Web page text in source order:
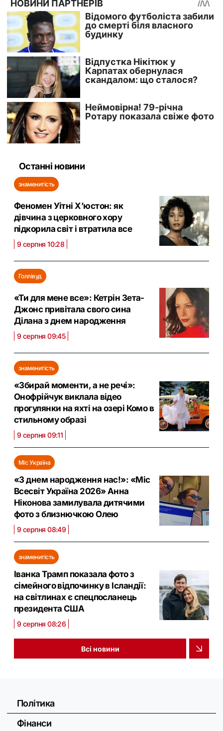
Останні новини
знаменитість
Феномен Уітні Х’юстон: як
дівчина з церковного хору
підкорила світ і втратила все
9 серпня 10:28
Голлівуд
«Ти для мене все»: Кетрін Зета-
Джонс привітала свого сина
Ділана з днем народження
9 серпня 09:45
знаменитість
«Збирай моменти, а не речі»:
Онофрійчук виклала відео
прогулянки на яхті на озері Комо в
стильному образі
9 серпня 09:11
Міс Україна
«З днем народження нас!»: «Міс
Всесвіт Україна 2026» Анна
Ніконова замилувала дитячими
фото з близнючкою Олею
9 серпня 08:49
знаменитість
Іванка Трамп показала фото з
сімейного відпочинку в Ісландії:
на світлинах є спецпосланець
президента США
9 серпня 08:26
Всі новини
Політика
Фінанси